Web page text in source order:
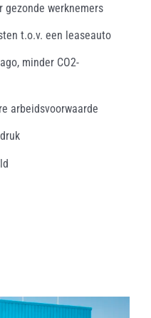
gezonde werknemers
t.o.v. een leaseauto
minder CO2-
arbeidsvoorwaarde